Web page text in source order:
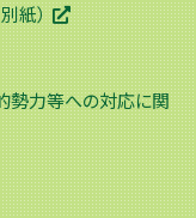
紙）
勢力等への対応に関